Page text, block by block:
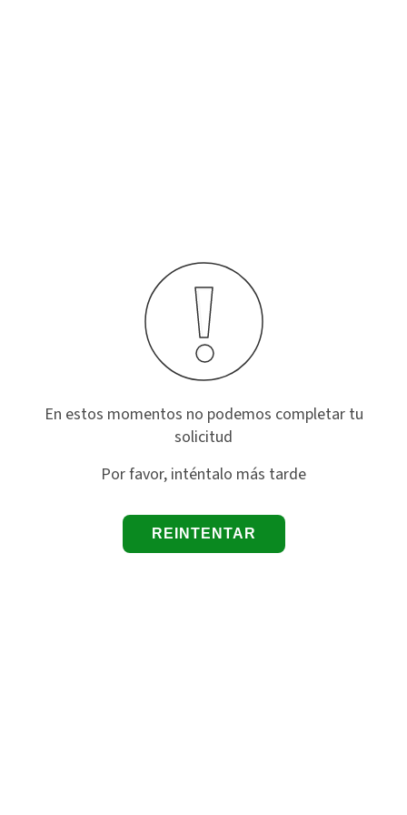
En estos momentos no podemos completar tu
solicitud
Por favor, inténtalo más tarde
REINTENTAR